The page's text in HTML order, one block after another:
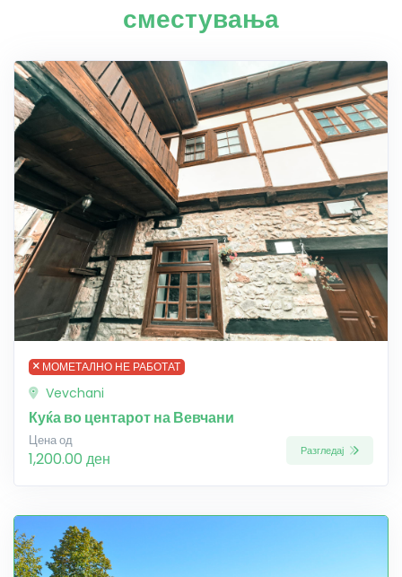
сместувања
МОМЕТАЛНО НЕ РАБОТАТ
Vevchani
Куќа во центарот на Вевчани
Цена од
1,200.00 ден Разгледај